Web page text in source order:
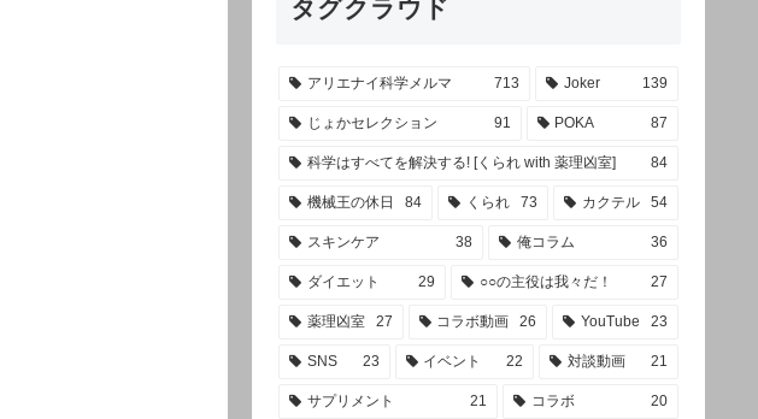
タグクラウド
アリエナイ科学メルマ 713 Joker 139
じょかセレクション 91 POKA 87
科学はすべてを解決する! [くられ with 薬理凶室] 84
機械王の休日 84 くられ 73 カクテル 54
スキンケア 38 俺コラム 36
ダイエット 29 ○○の主役は我々だ！ 27
薬理凶室 27 コラボ動画 26 YouTube 23
SNS 23 イベント 22 対談動画 21
サプリメント 21 コラボ 20